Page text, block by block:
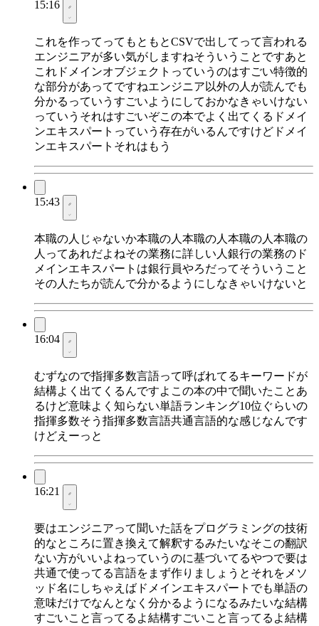
15:16
これを作ってってもともとCSVで出してって言われる
エンジニアが多い気がしますねそういうことですあと
これドメインオブジェクトっていうのはすごい特徴的
な部分があってですねエンジニア以外の人が読んでも
分かるっていうすごいようにしておかなきゃいけない
っていうそれはすごいぞこの本でよく出てくるドメイ
ンエキスパートっていう存在がいるんですけどドメイ
ンエキスパートそれはもう
15:43
本職の人じゃないか本職の人本職の人本職の人本職の
人ってあれだよねその業務に詳しい人銀行の業務のド
メインエキスパートは銀行員やろだってそういうこと
その人たちが読んで分かるようにしなきゃいけないと
16:04
むずなので指揮多数言語って呼ばれてるキーワードが
結構よく出てくるんですよこの本の中で聞いたことあ
るけど意味よく知らない単語ランキング10位ぐらいの
指揮多数そう指揮多数言語共通言語的な感じなんです
けどえーっと
16:21
要はエンジニアって聞いた話をプログラミングの技術
的なところに置き換えて解釈するみたいなそこの翻訳
ない方がいいよねっていうのに基づいてるやつで要は
共通で使ってる言語をまず作りましょうとそれをメソ
ッド名にしちゃえばドメインエキスパートでも単語の
意味だけでなんとなく分かるようになるみたいな結構
すごいこと言ってるよ結構すごいこと言ってるよ結構